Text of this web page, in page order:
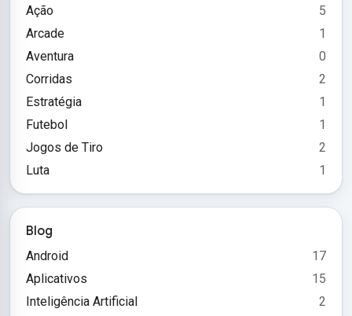
Ação
5
Arcade
1
Aventura
0
Corridas
2
Estratégia
1
Futebol
1
Jogos de Tiro
2
Luta
1
Blog
Android
17
Aplicativos
15
Inteligência Artificial
2